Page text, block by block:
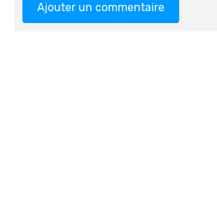
Ajouter un commentaire